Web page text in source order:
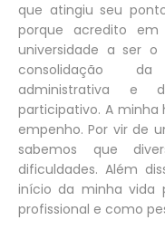
que atingiu seu
porque acredito
universidade a ser o
consolidação da
administrativa e
participativo. A minha
empenho. Por vir de
sabemos que
dificuldades. Além
início da minha vida
profissional e como